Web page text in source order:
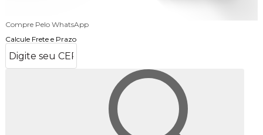
Compre Pelo WhatsApp
Calcule Frete e Prazo